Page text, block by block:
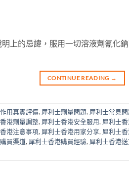
上的忌諱，服用一切溶液劑氰化
CONTINUE READING →
用真實評價, 犀利士劑量問題, 犀利士常見問
港劑量調整, 犀利士香港安全服用, 犀利士
港注意事項, 犀利士香港用家分享, 犀利士
買渠道, 犀利士香港購買經驗, 犀利士香港